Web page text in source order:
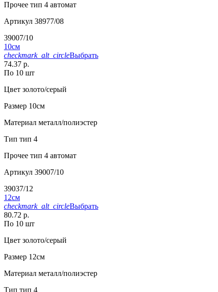
Прочее тип 4 автомат
Артикул 38977/08
39007/10
10см
checkmark_alt_circleВыбрать
74.37 р.
По 10 шт
Цвет золото/серый
Размер 10см
Материал металл/полиэстер
Тип тип 4
Прочее тип 4 автомат
Артикул 39007/10
39037/12
12см
checkmark_alt_circleВыбрать
80.72 р.
По 10 шт
Цвет золото/серый
Размер 12см
Материал металл/полиэстер
Тип тип 4